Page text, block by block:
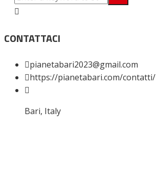
CONTATTACI
pianetabari2023@gmail.com
https://pianetabari.com/contatti/
Bari, Italy